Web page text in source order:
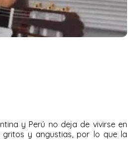
y Perú no deja de vivirse en
y angustias, por lo que la